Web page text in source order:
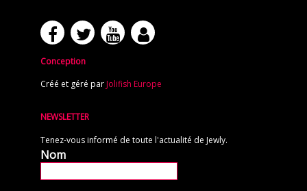
Conception
Créé et géré par Jolifish Europe
NEWSLETTER
Tenez-vous informé de toute l'actualité de Jewly.
Nom